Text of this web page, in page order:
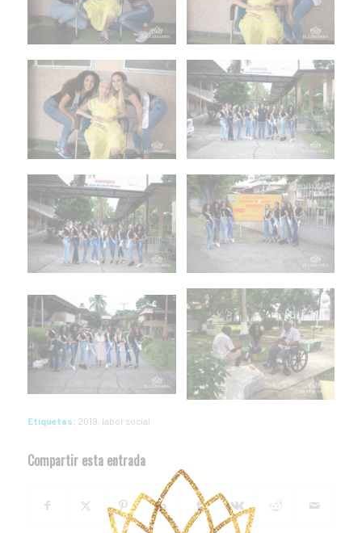
Etiquetas: 2019, labor social
Compartir esta entrada